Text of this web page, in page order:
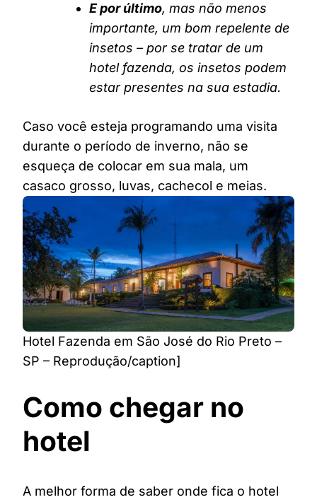
E por último, mas não menos
importante, um bom repelente de
insetos – por se tratar de um
hotel fazenda, os insetos podem
estar presentes na sua estadia.
Caso você esteja programando uma visita
durante o período de inverno, não se
esqueça de colocar em sua mala, um
casaco grosso, luvas, cachecol e meias.
Hotel Fazenda em São José do Rio Preto –
SP – Reprodução/caption]
Como chegar no
hotel
A melhor forma de saber onde fica o hotel